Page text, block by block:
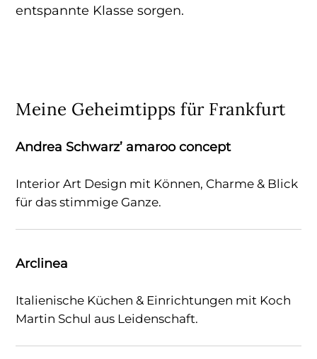
entspannte Klasse sorgen.
Meine Geheimtipps für Frankfurt
Andrea Schwarz’ amaroo concept
Interior Art Design mit Können, Charme & Blick
für das stimmige Ganze.
Arclinea
Italienische Küchen & Einrichtungen mit Koch
Martin Schul aus Leidenschaft.